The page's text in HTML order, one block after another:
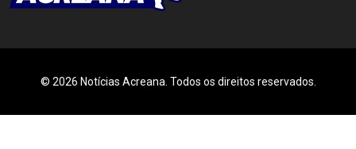
© 2026 Notícias Acreana. Todos os direitos reservados.